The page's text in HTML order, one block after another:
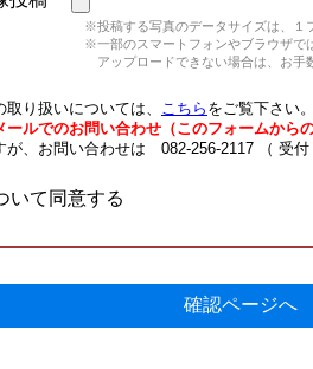
※投稿する写真のデータサイズは、１
※一部のスマートフォンやブラウザで
アップロードできない場合は、お手
取り扱いについては、 こちら をご覧下さい。
ールでのお問い合わせ（このフォームから
が、お問い合わせは 082-256-2117 （ 受付
いて同意する
確認ページへ